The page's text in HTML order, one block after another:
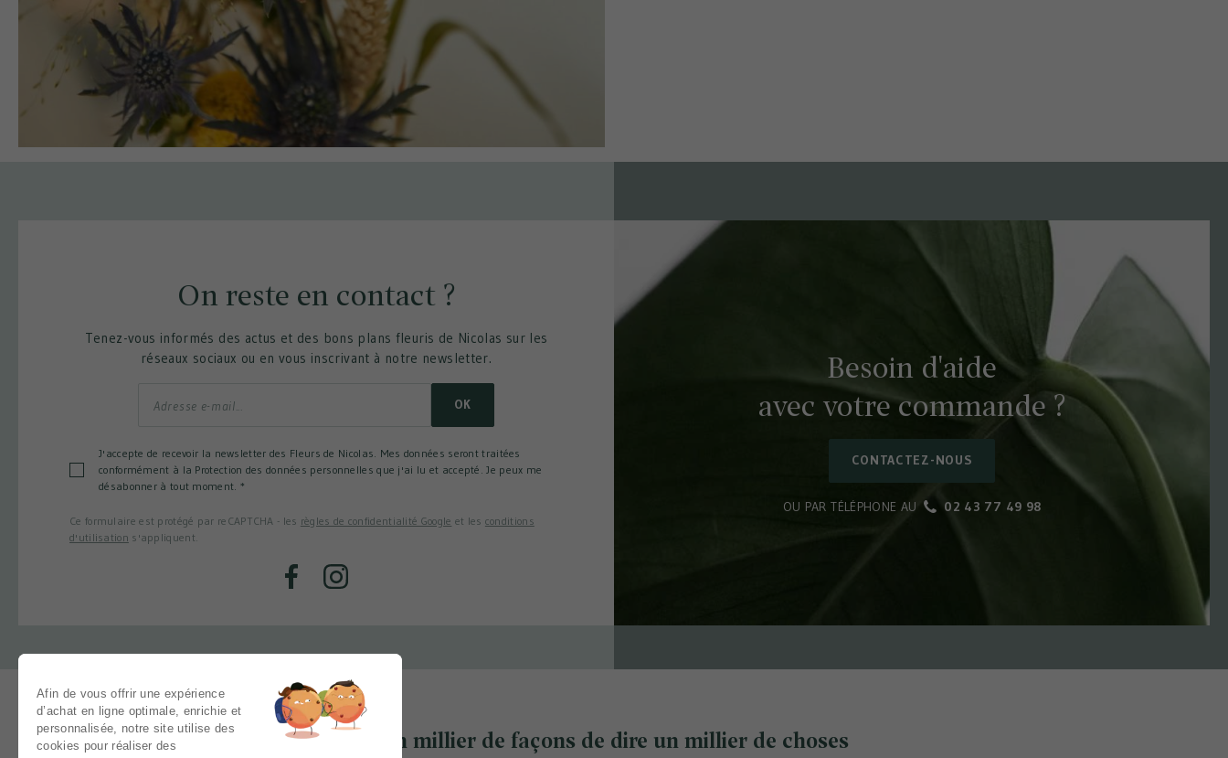
On reste en contact ?
Tenez-vous informés des actus et des bons plans fleuris de Nicolas sur les
réseaux sociaux ou en vous inscrivant à notre newsletter.
OK
J'accepte de recevoir la newsletter des Fleurs de Nicolas. Mes données seront traitées
conformément à la Protection des données personnelles que j'ai lu et accepté. Je peux me
désabonner à tout moment. *
Ce formulaire est protégé par reCAPTCHA - les règles de confidentialité Google et les conditions
d'utilisation s'appliquent.
FacebookInstagram
Besoin d'aide
avec votre commande ?
CONTACTEZ-NOUS
OU PAR TÉLÉPHONE AU 02 43 77 49 98
Un millier de façons de dire un millier de choses
Afin de vous offrir une expérience
d’achat en ligne optimale, enrichie et
personnalisée, notre site utilise des
cookies pour réaliser des